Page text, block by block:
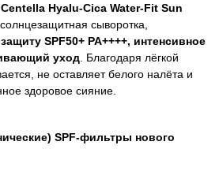
Hyalu-Cica Water-Fit Sun
сыворотка,
SPF50+ PA++++, интенсивное
уход . Благодаря лёгкой
не оставляет белого налёта и
здоровое сияние.
SPF-фильтры нового